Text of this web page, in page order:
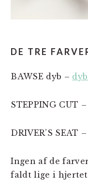
DE TRE
BAWSE dyb –
STEPPING CUT –
DRIVER’S SEAT –
Ingen af de
faldt lige i hjertet